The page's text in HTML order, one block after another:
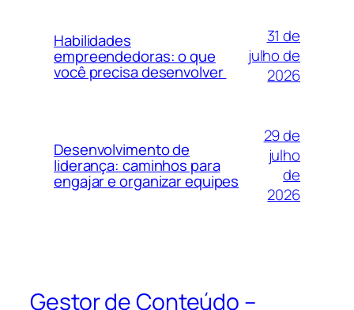
Habilidades
empreendedoras: o que
você precisa desenvolver
31 de
julho de
2026
Desenvolvimento de
liderança: caminhos para
engajar e organizar equipes
29 de
julho
de
2026
Gestor de Conteúdo –